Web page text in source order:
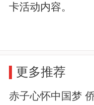
卡活动内容。
更多推荐
赤子心怀中国梦